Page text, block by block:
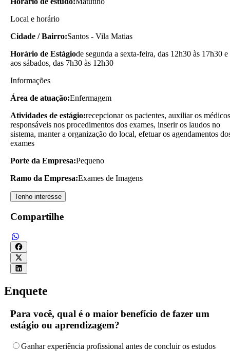
Local e horário
Cidade / Bairro:Santos - Vila Matias
Horário de Estágiode segunda a sexta-feira, das 12h30 às 17h30 e
aos sábados, das 7h30 às 12h30
Informações
Área de atuação:Enfermagem
Atividades de estágio:recepcionar os pacientes, auxiliar os médicos
responsáveis nos procedimentos dos exames, inserir os laudos no
sistema, manter a organização do local, efetuar os agendamentos
exames
Porte da Empresa:Pequeno
Ramo da Empresa:Exames de Imagens
Tenho interesse
Compartilhe
Enquete
Para você, qual é o maior benefício de fazer um
estágio ou aprendizagem?
Ganhar experiência profissional antes de concluir os estudos